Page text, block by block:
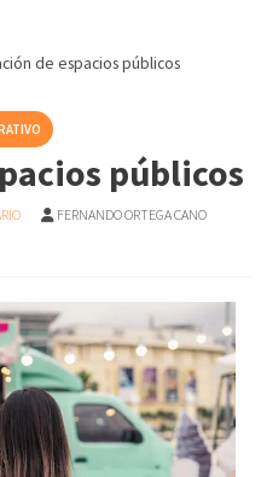
de espacios públicos
públicos
FERNANDO ORTEGA CANO